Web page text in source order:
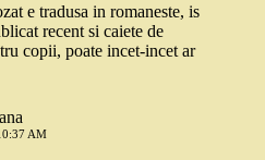
e tradusa in romaneste, is
recent si caiete de
copii, poate incet-incet ar
AM